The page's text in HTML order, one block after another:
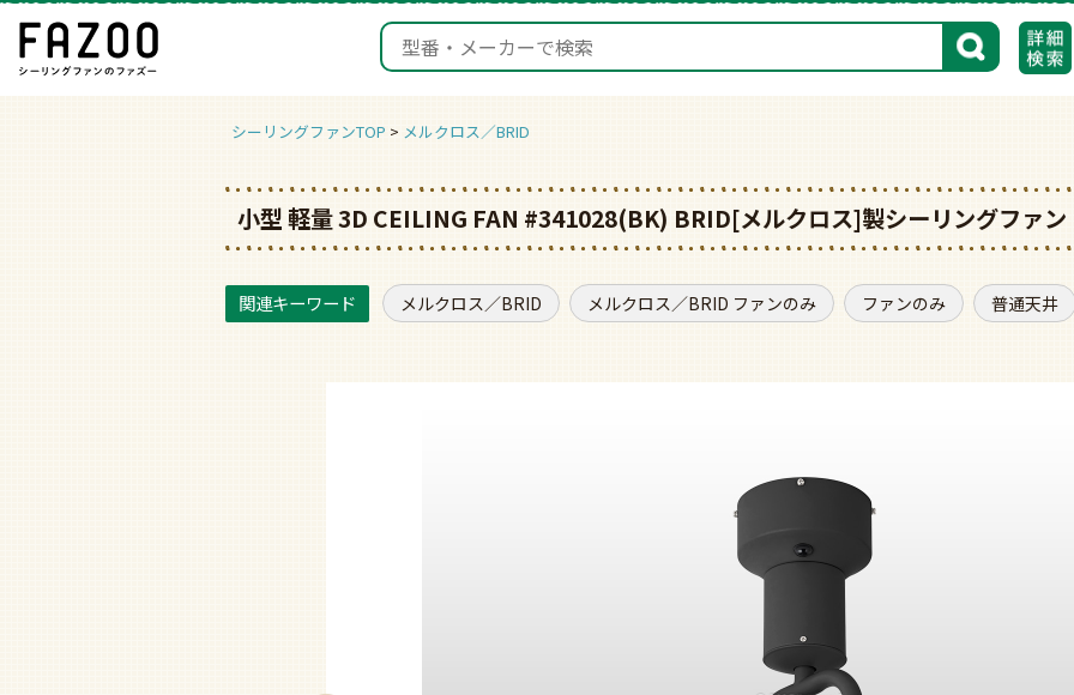
検索
シーリングファンTOP メルクロス／BRID
小型 軽量 3D CEILING FAN #341028(BK) BRID[メルクロス]製シーリングファン
メルクロス／BRID メルクロス／BRID ファンのみ ファンのみ 普通天井